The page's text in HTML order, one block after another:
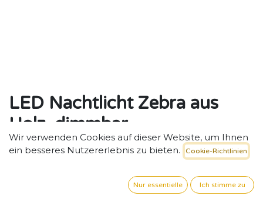
LED Nachtlicht Zebra aus
Holz, dimmbar
Ruhe, Struktur und Fantasie – LED-Zebra-Nachtlicht
exkl. MwSt. zzgl. Versand
Wir verwenden Cookies auf dieser Website, um Ihnen
ein besseres Nutzererlebnis zu bieten.
Cookie-Richtlinien
Nur essentielle Ich stimme zu